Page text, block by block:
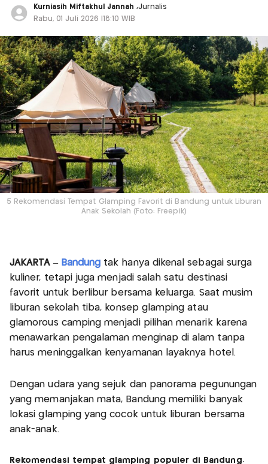
Kurniasih Miftakhul Jannah,Jurnalis
Rabu, 01 Juli 2026 |18:10 WIB
5 Rekomendasi Tempat Glamping Favorit di Bandung untuk Liburan
Anak Sekolah (Foto: Freepik)
JAKARTA– Bandung tak hanya dikenal sebagai surga
kuliner, tetapi juga menjadi salah satu destinasi
favorit untuk berlibur bersama keluarga. Saat musim
liburan sekolah tiba, konsep glamping atau
glamorous camping menjadi pilihan menarik karena
menawarkan pengalaman menginap di alam tanpa
harus meninggalkan kenyamanan layaknya hotel.
Dengan udara yang sejuk dan panorama pegunungan
yang memanjakan mata, Bandung memiliki banyak
lokasi glamping yang cocok untuk liburan bersama
anak-anak.
Rekomendasi tempat glamping populer di Bandung.